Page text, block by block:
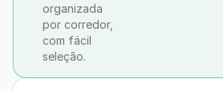
organizada
por corredor,
com fácil
seleção.